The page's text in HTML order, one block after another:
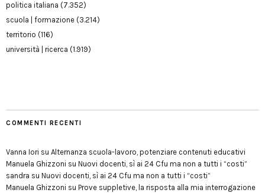
politica italiana (7.352)
scuola | formazione (3.214)
territorio (116)
università | ricerca (1.919)
COMMENTI RECENTI
Vanna Iori su Alternanza scuola-lavoro, potenziare contenuti educativi
Manuela Ghizzoni su Nuovi docenti, sì ai 24 Cfu ma non a tutti i “costi”
sandra su Nuovi docenti, sì ai 24 Cfu ma non a tutti i “costi”
Manuela Ghizzoni su Prove suppletive, la risposta alla mia interrogazione